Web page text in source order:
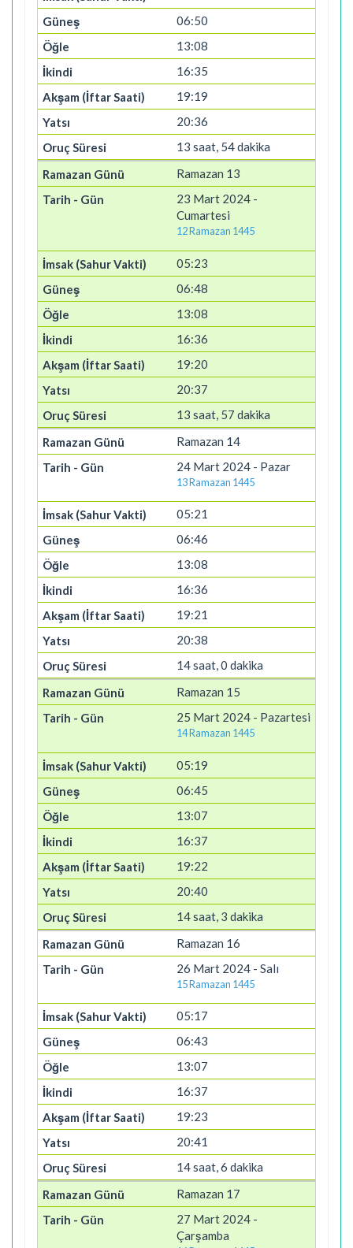
06:50
13:08
16:35
19:19
20:36
13 saat, 54 dakika
Ramazan 13
23 Mart 2024 -
Cumartesi
12 Ramazan 1445
05:23
06:48
13:08
16:36
19:20
20:37
13 saat, 57 dakika
Ramazan 14
24 Mart 2024 - Pazar
13 Ramazan 1445
05:21
06:46
13:08
16:36
19:21
20:38
14 saat, 0 dakika
Ramazan 15
25 Mart 2024 - Pazartesi
14 Ramazan 1445
05:19
06:45
13:07
16:37
19:22
20:40
14 saat, 3 dakika
Ramazan 16
26 Mart 2024 - Salı
15 Ramazan 1445
05:17
06:43
13:07
16:37
19:23
20:41
14 saat, 6 dakika
Ramazan 17
27 Mart 2024 -
Çarşamba